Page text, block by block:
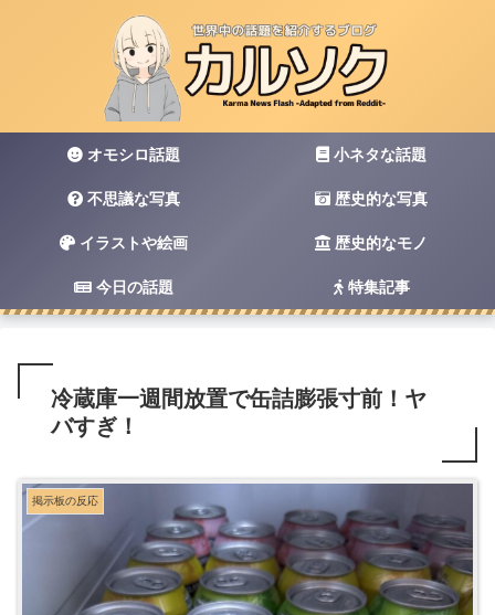
オモシロ話題 小ネタな話題
不思議な写真 歴史的な写真
イラストや絵画 歴史的なモノ
今日の話題 特集記事
冷蔵庫一週間放置で缶詰膨張寸前！ヤ
バすぎ！
掲示板の反応